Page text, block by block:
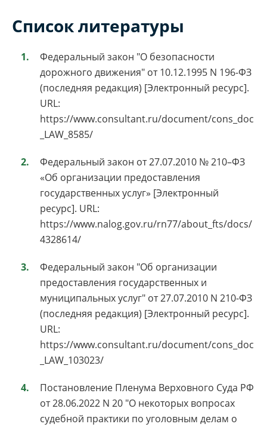
Список литературы
Федеральный закон "О безопасности
дорожного движения" от 10.12.1995 N 196-ФЗ
(последняя редакция) [Электронный ресурс].
URL:
https://www.consultant.ru/document/cons_doc
_LAW_8585/
Федеральный закон от 27.07.2010 № 210–ФЗ
«Об организации предоставления
государственных услуг» [Электронный
ресурс]. URL:
https://www.nalog.gov.ru/rn77/about_fts/docs/
4328614/
Федеральный закон "Об организации
предоставления государственных и
муниципальных услуг" от 27.07.2010 N 210-ФЗ
(последняя редакция) [Электронный ресурс].
URL:
https://www.consultant.ru/document/cons_doc
_LAW_103023/
Постановление Пленума Верховного Суда РФ
от 28.06.2022 N 20 "О некоторых вопросах
судебной практики по уголовным делам о